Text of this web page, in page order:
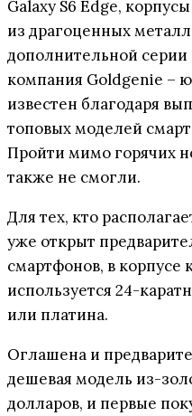
Galaxy S6 Edge,
из драгоценных
дополнительной серии
компания Goldgenie –
известен благодаря
топовых моделей
Пройти мимо горячих
также не смогли.
Для тех, кто
уже открыт
смартфонов, в
используется 24-
или платина.
Оглашена и
дешевая модель из-
долларов, и первые